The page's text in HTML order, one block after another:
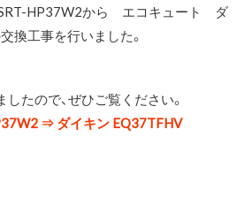
HP37W2から エコキュート ダ
換工事を行いました。
たので、ぜひご覧ください。
⇒ ダイキン EQ37TFHV